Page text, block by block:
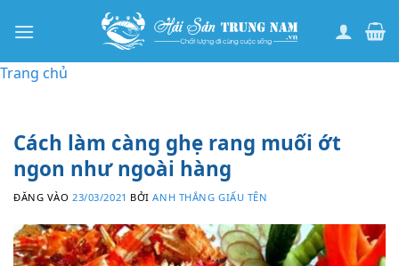
qua
dung
Trang chủ
Cách làm càng ghẹ rang muối ớt
ngon như ngoài hàng
ĐĂNG VÀO 23/03/2021 BỞIANH THẮNG GIẤU TÊN